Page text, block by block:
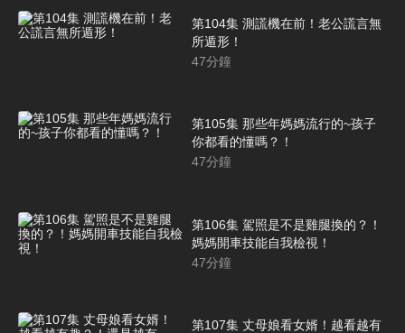
第104集 測謊機在前！老公謊言無
所遁形！
47分鐘
第105集 那些年媽媽流行的~孩子
你都看的懂嗎？！
47分鐘
第106集 駕照是不是雞腿換的？！
媽媽開車技能自我檢視！
47分鐘
第107集 丈母娘看女婿！越看越有